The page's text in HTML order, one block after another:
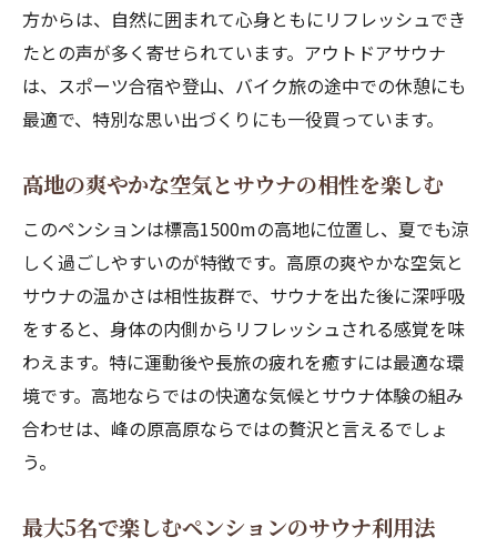
方からは、自然に囲まれて心身ともにリフレッシュでき
たとの声が多く寄せられています。アウトドアサウナ
は、スポーツ合宿や登山、バイク旅の途中での休憩にも
最適で、特別な思い出づくりにも一役買っています。
高地の爽やかな空気とサウナの相性を楽しむ
このペンションは標高1500mの高地に位置し、夏でも涼
しく過ごしやすいのが特徴です。高原の爽やかな空気と
サウナの温かさは相性抜群で、サウナを出た後に深呼吸
をすると、身体の内側からリフレッシュされる感覚を味
わえます。特に運動後や長旅の疲れを癒すには最適な環
境です。高地ならではの快適な気候とサウナ体験の組み
合わせは、峰の原高原ならではの贅沢と言えるでしょ
う。
最大5名で楽しむペンションのサウナ利用法